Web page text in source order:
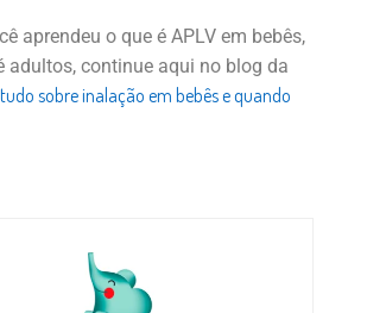
aprendeu o que é APLV em bebês,
adultos, continue aqui no blog da
sobre inalação em bebês e quando